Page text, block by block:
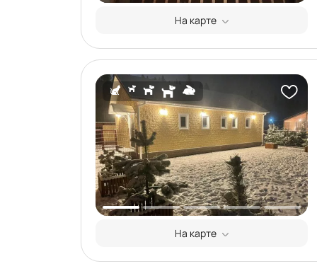
На карте
На карте